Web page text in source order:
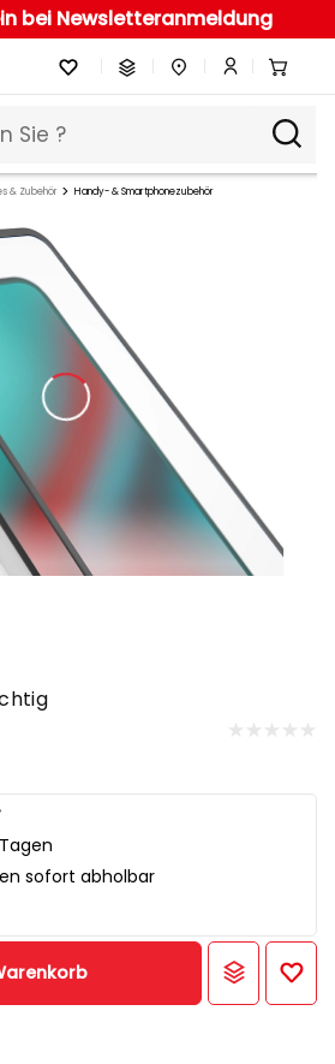
bei Newsletteranmeldung
& Zubehör Handy- & Smartphonezubehör
sofort abholbar